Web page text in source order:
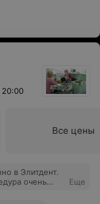
20:00
Все цены
в Элитдент.
очень
работу.
Еще